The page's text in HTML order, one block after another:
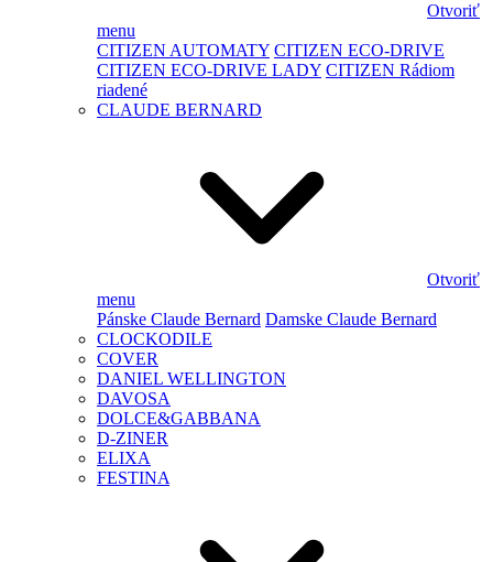
Otvoriť
menu
CITIZEN AUTOMATY CITIZEN ECO-DRIVE
CITIZEN ECO-DRIVE LADY CITIZEN Rádiom
riadené
CLAUDE BERNARD
Otvoriť
menu
Pánske Claude Bernard Damske Claude Bernard
CLOCKODILE
COVER
DANIEL WELLINGTON
DAVOSA
DOLCE&GABBANA
D-ZINER
ELIXA
FESTINA